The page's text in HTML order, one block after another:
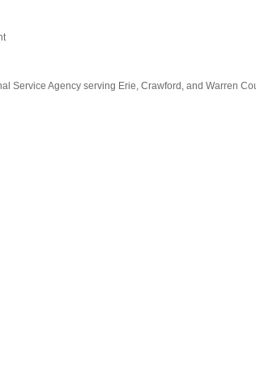
Service Agency serving Erie, Crawford, and Warren